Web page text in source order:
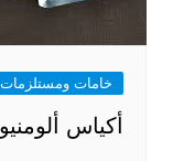
خامات ومستلزمات
أكياس